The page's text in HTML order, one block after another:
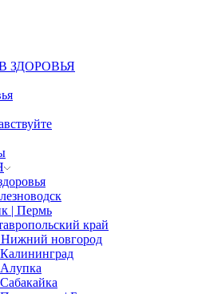
ЗДОРОВЬЯ
| Пермь
край
новгород